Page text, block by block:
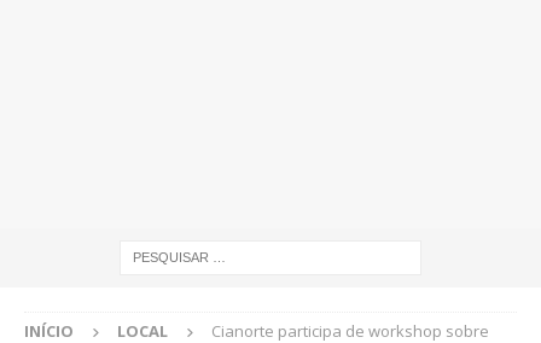
INÍCIO LOCAL
Cianorte participa de workshop sobre